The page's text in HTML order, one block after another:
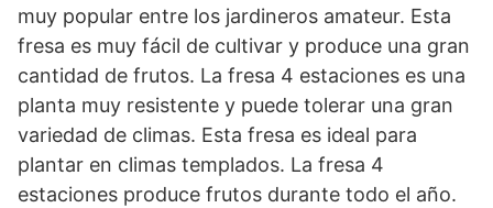
muy popular entre los jardineros amateur. Esta
fresa es muy fácil de cultivar y produce una gran
cantidad de frutos. La fresa 4 estaciones es una
planta muy resistente y puede tolerar una gran
variedad de climas. Esta fresa es ideal para
plantar en climas templados. La fresa 4
estaciones produce frutos durante todo el año.